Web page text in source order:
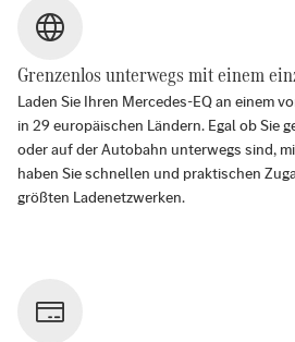
Grenzenlos unterwegs mit einem
Laden Sie Ihren Mercedes-EQ an einem
in 29 europäischen Ländern. Egal ob Sie
oder auf der Autobahn unterwegs sind,
haben Sie schnellen und praktischen
größten Ladenetzwerken.